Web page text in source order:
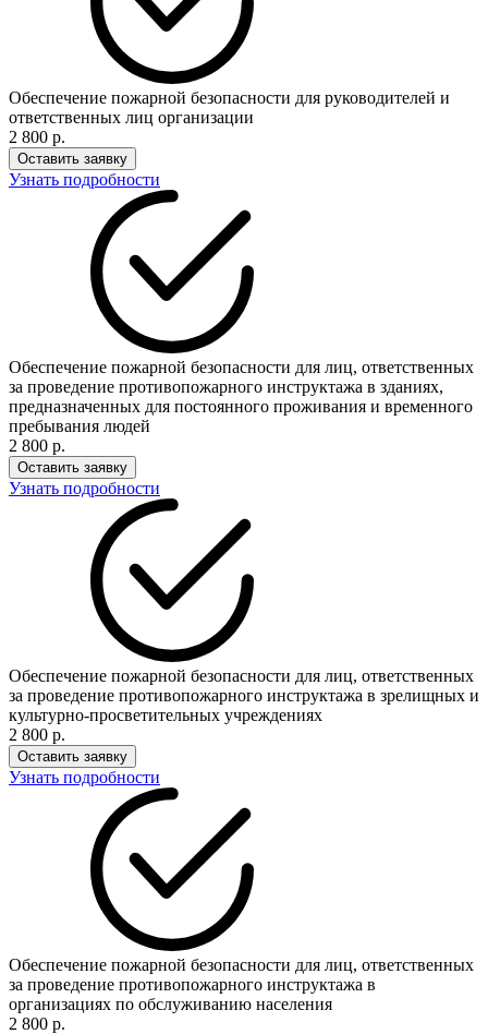
Обеспечение пожарной безопасности для руководителей и
ответственных лиц организации
2 800 р.
Оставить заявку
Узнать подробности
Обеспечение пожарной безопасности для лиц, ответственных
за проведение противопожарного инструктажа в зданиях,
предназначенных для постоянного проживания и временного
пребывания людей
2 800 р.
Оставить заявку
Узнать подробности
Обеспечение пожарной безопасности для лиц, ответственных
за проведение противопожарного инструктажа в зрелищных и
культурно-просветительных учреждениях
2 800 р.
Оставить заявку
Узнать подробности
Обеспечение пожарной безопасности для лиц, ответственных
за проведение противопожарного инструктажа в
организациях по обслуживанию населения
2 800 р.